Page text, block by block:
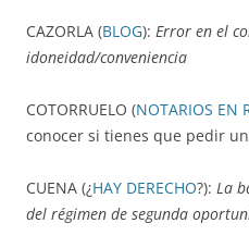
CAZORLA (BLOG): Error en el
idoneidad/conveniencia
COTORRUELO (NOTARIOS EN
conocer si tienes que pedir
CUENA (¿HAY DERECHO?): La
del régimen de segunda